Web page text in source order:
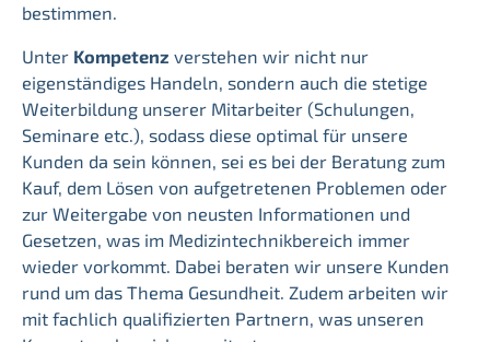
bestimmen.
Unter Kompetenz verstehen wir nicht nur
eigenständiges Handeln, sondern auch die stetige
Weiterbildung unserer Mitarbeiter (Schulungen,
Seminare etc.), sodass diese optimal für unsere
Kunden da sein können, sei es bei der Beratung zum
Kauf, dem Lösen von aufgetretenen Problemen oder
zur Weitergabe von neusten Informationen und
Gesetzen, was im Medizintechnikbereich immer
wieder vorkommt. Dabei beraten wir unsere Kunden
rund um das Thema Gesundheit. Zudem arbeiten wir
mit fachlich qualifizierten Partnern, was unseren